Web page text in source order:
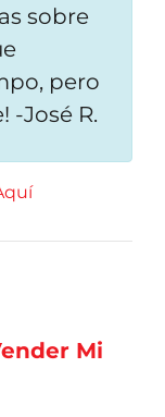
sobre
pero
-José R.
Mi